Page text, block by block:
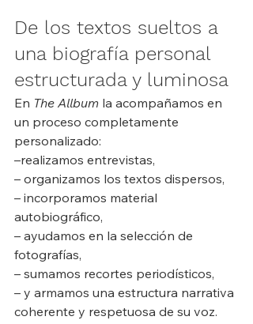
De los textos sueltos a
una biografía personal
estructurada y luminosa
En The Allbum la acompañamos en
un proceso completamente
personalizado:
–realizamos entrevistas,
– organizamos los textos dispersos,
– incorporamos material
autobiográfico,
– ayudamos en la selección de
fotografías,
– sumamos recortes periodísticos,
– y armamos una estructura narrativa
coherente y respetuosa de su voz.